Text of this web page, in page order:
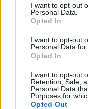
I want to opt-out
Personal Data.
Opted In
I want to opt-out
Personal Data for
Opted In
I want to opt-out
Retention, Sale,
Personal Data
Purposes for
Opted Out